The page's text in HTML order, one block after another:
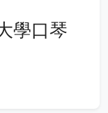
學口琴